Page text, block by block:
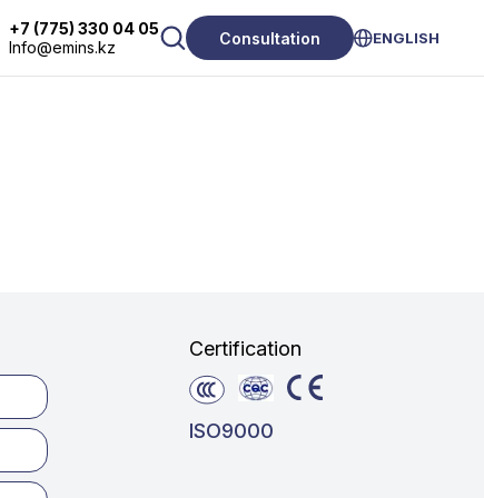
+7 (775) 330 04 05
Info@emins.kz
Consultation ENGLISH
ISO9000
Certification